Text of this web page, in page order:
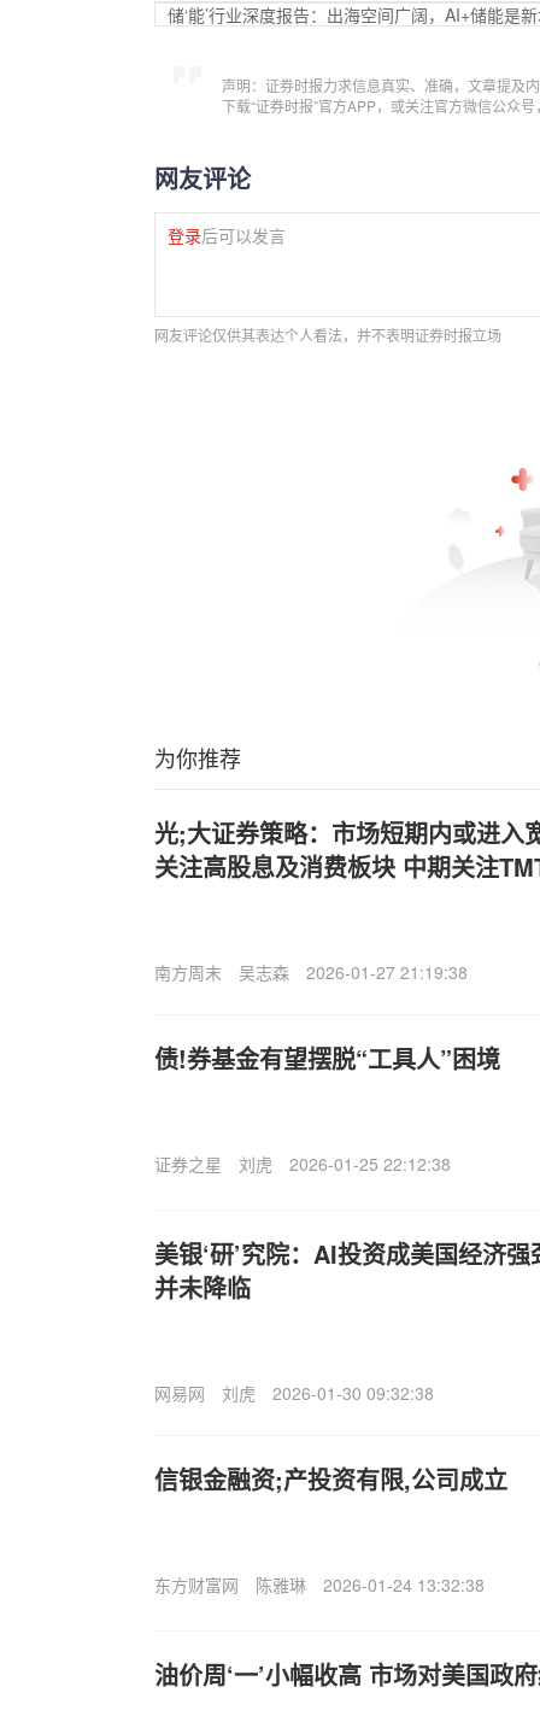
储‘能’行业深度报告：出海空间广阔，AI+储能是
声明：证券时报力求信息真实、准确，文章提及
下载“证券时报”官方APP，或关注官方微信公众
网友评论
登录后可以发言
网友评论仅供其表达个人看法，并不表明证券时报立场
为你推荐
光;大证券策略：市场短期内或进入
关注高股息及消费板块 中期关注
南方周末 吴志森 2026-01-27 21:19:38
债!券基金有望摆脱“工具人”困境
证券之星 刘虎 2026-01-25 22:12:38
美银‘研’究院：AI投资成美国经济
并未降临
网易网 刘虎 2026-01-30 09:32:38
信银金融资;产投资有限,公司成立
东方财富网 陈雅琳 2026-01-24 13:32:38
油价周‘一’小幅收高 市场对美国政